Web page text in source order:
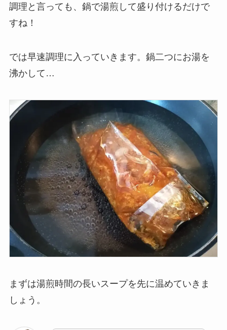
調理と言っても、鍋で湯煎して盛り付けるだけで
すね！
では早速調理に入っていきます。鍋二つにお湯を
沸かして…
まずは湯煎時間の長いスープを先に温めていきま
しょう。